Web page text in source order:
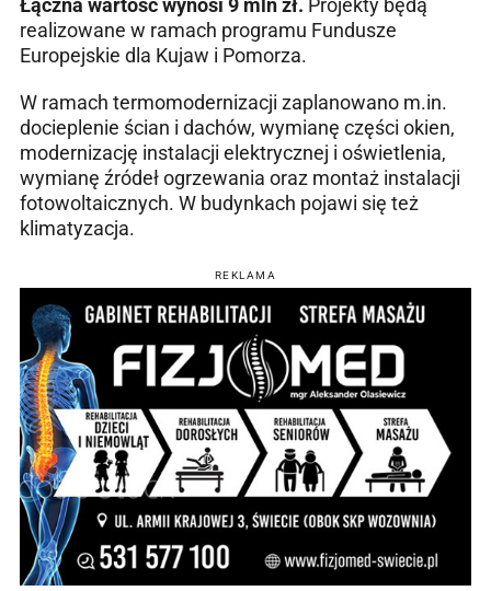
Łączna wartość wynosi 9 mln zł. Projekty będą
realizowane w ramach programu Fundusze
Europejskie dla Kujaw i Pomorza.
W ramach termomodernizacji zaplanowano m.in.
docieplenie ścian i dachów, wymianę części okien,
modernizację instalacji elektrycznej i oświetlenia,
wymianę źródeł ogrzewania oraz montaż instalacji
fotowoltaicznych. W budynkach pojawi się też
klimatyzacja.
REKLAMA